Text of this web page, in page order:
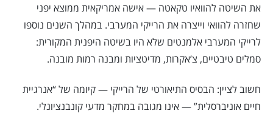
את השיטה להוואיו טקאטה — אישה אמריקאית ממוצא יפני
שחזרה להוואי וייצרה את הרייקי המערבי. במהלך השנים נוספו
לרייקי המערבי אלמנטים שלא היו בשיטה היפנית המקורית:
סמלים טיבטיים, צ’אקרות, מדיטציות ומבנה רמות מובנה.
חשוב לציין: הבסיס התיאורטי של הרייקי — קיומה של “אנרגיית
חיים אוניברסלית” — אינו מגובה במחקר מדעי קונבנציונלי.